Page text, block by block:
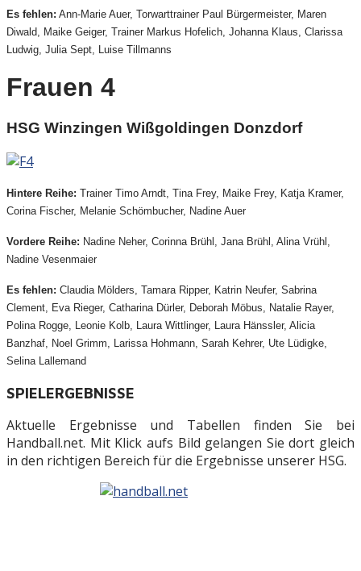
Es fehlen: Ann-Marie Auer, Torwarttrainer Paul Bürgermeister, Maren
Diwald, Maike Geiger, Trainer Markus Hofelich, Johanna Klaus, Clarissa
Ludwig, Julia Sept, Luise Tillmanns
Frauen 4
HSG Winzingen Wißgoldingen Donzdorf
Hintere Reihe: Trainer Timo Arndt, Tina Frey, Maike Frey, Katja Kramer,
Corina Fischer, Melanie Schömbucher, Nadine Auer
Vordere Reihe: Nadine Neher, Corinna Brühl, Jana Brühl, Alina Vrühl,
Nadine Vesenmaier
Es fehlen: Claudia Mölders, Tamara Ripper, Katrin Neufer, Sabrina
Clement, Eva Rieger, Catharina Dürler, Deborah Möbus, Natalie Rayer,
Polina Rogge, Leonie Kolb, Laura Wittlinger, Laura Hänssler, Alicia
Banzhaf, Noel Grimm, Larissa Hohmann, Sarah Kehrer, Ute Lüdigke,
Selina Lallemand
SPIELERGEBNISSE
Aktuelle Ergebnisse und Tabellen finden Sie bei
Handball.net. Mit Klick aufs Bild gelangen Sie dort gleich
in den richtigen Bereich für die Ergebnisse unserer HSG.